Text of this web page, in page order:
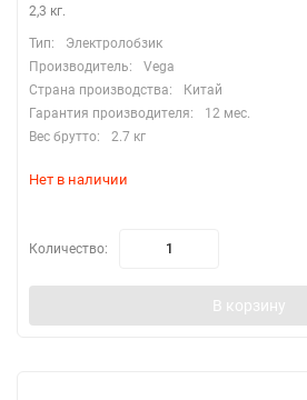
2,3 кг.
Тип:
Электролобзик
Производитель:
Vega
Страна производства:
Китай
Гарантия производителя:
12 мес.
Вес брутто:
2.7 кг
Нет в наличии
Количество:
В корзину